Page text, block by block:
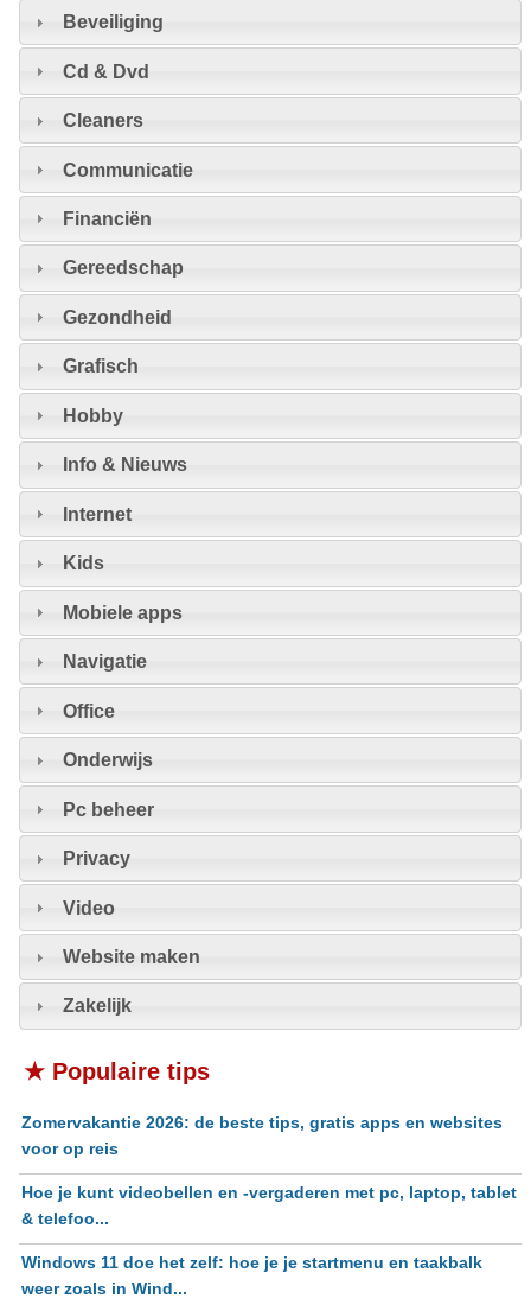
Beveiliging
Cd & Dvd
Cleaners
Communicatie
Financiën
Gereedschap
Gezondheid
Grafisch
Hobby
Info & Nieuws
Internet
Kids
Mobiele apps
Navigatie
Office
Onderwijs
Pc beheer
Privacy
Video
Website maken
Zakelijk
★ Populaire tips
Zomervakantie 2026: de beste tips, gratis apps en websites
voor op reis
Hoe je kunt videobellen en -vergaderen met pc, laptop, tablet
& telefoo...
Windows 11 doe het zelf: hoe je je startmenu en taakbalk
weer zoals in Wind...